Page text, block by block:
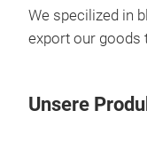
We specilized in
export our goods
Unsere